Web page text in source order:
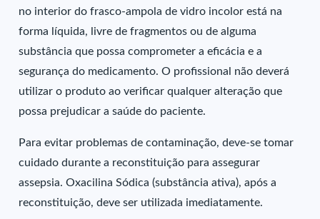
no interior do frasco-ampola de vidro incolor está na
forma líquida, livre de fragmentos ou de alguma
substância que possa comprometer a eficácia e a
segurança do medicamento. O profissional não deverá
utilizar o produto ao verificar qualquer alteração que
possa prejudicar a saúde do paciente.
Para evitar problemas de contaminação, deve-se tomar
cuidado durante a reconstituição para assegurar
assepsia. Oxacilina Sódica (substância ativa), após a
reconstituição, deve ser utilizada imediatamente.